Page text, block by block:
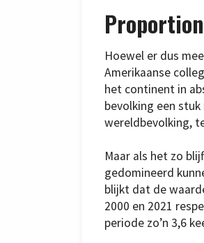
Hoewel er dus
Amerikaanse
het continent in
bevolking een
wereldbevolking,
Maar als het zo
gedomineerd
blijkt dat de
2000 en 2021
periode zo’n 3,6